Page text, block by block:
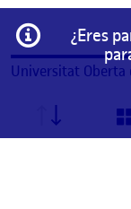
Información
¿Eres
Universitat Oberta